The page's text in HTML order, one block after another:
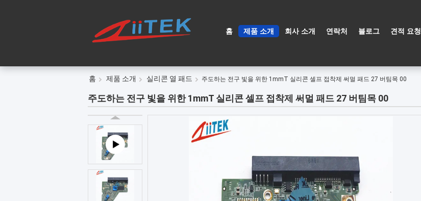
홈 제품 소개 회사 소개 연락처 블로그 견적 요청
홈 제품 소개 실리콘 열 패드 주도하는 전구 빛을 위한 1mmT 실리콘 셀프 접착제 써멀 패드 27 버팀목 00
주도하는 전구 빛을 위한 1mmT 실리콘 셀프 접착제 써멀 패드 27 버팀목 00